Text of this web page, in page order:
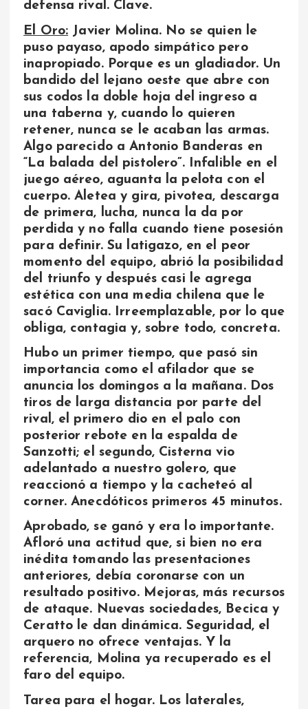
defensa rival. Clave.
El Oro: Javier Molina. No se quien le
puso payaso, apodo simpático pero
inapropiado. Porque es un gladiador. Un
bandido del lejano oeste que abre con
sus codos la doble hoja del ingreso a
una taberna y, cuando lo quieren
retener, nunca se le acaban las armas.
Algo parecido a Antonio Banderas en
“La balada del pistolero”. Infalible en el
juego aéreo, aguanta la pelota con el
cuerpo. Aletea y gira, pivotea, descarga
de primera, lucha, nunca la da por
perdida y no falla cuando tiene posesión
para definir. Su latigazo, en el peor
momento del equipo, abrió la posibilidad
del triunfo y después casi le agrega
estética con una media chilena que le
sacó Caviglia. Irreemplazable, por lo que
obliga, contagia y, sobre todo, concreta.
Hubo un primer tiempo, que pasó sin
importancia como el afilador que se
anuncia los domingos a la mañana. Dos
tiros de larga distancia por parte del
rival, el primero dio en el palo con
posterior rebote en la espalda de
Sanzotti; el segundo, Cisterna vio
adelantado a nuestro golero, que
reaccionó a tiempo y la cacheteó al
corner. Anecdóticos primeros 45 minutos.
Aprobado, se ganó y era lo importante.
Afloró una actitud que, si bien no era
inédita tomando las presentaciones
anteriores, debía coronarse con un
resultado positivo. Mejoras, más recursos
de ataque. Nuevas sociedades, Becica y
Ceratto le dan dinámica. Seguridad, el
arquero no ofrece ventajas. Y la
referencia, Molina ya recuperado es el
faro del equipo.
Tarea para el hogar. Los laterales,